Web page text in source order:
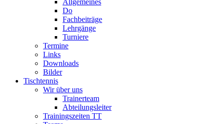
Do
Fachbeiträge
Lehrgänge
Turniere
Termine
Links
Downloads
Bilder
Tischtennis
Wir über uns
Trainerteam
Abteilungsleiter
Trainingszeiten TT